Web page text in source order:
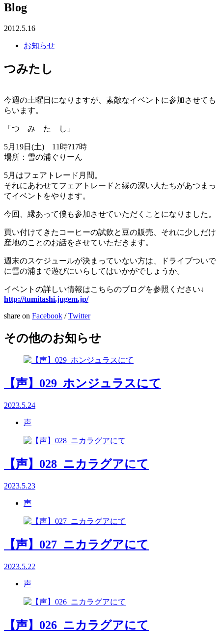
Blog
2012.5.16
お知らせ
つみたし
今週の土曜日になりますが、素敵なイベントに参加させても
らいます。
「つ み た し」
5月19日(土) 11時?17時
場所：雪の浦ぐりーん
5月はフェアトレード月間。
それにあわせてフェアトレードと縁の深い人たちがあつまっ
てイベントをやります。
今回、縁あって僕も参加させていただくことになりました。
買い付けてきたコーヒーの試飲と豆の販売、それに少しだけ
産地のことのお話をさせていただきます。
週末のスケジュールが決まっていない方は、ドライブついで
に雪の浦まで遊びにいらしてはいかがでしょうか。
イベントの詳しい情報はこちらのブログを参照ください↓
http://tumitashi.jugem.jp/
share on Facebook /Twitter
その他のお知らせ
【声】029_ホンジュラスにて
2023.5.24
声
【声】028_ニカラグアにて
2023.5.23
声
【声】027_ニカラグアにて
2023.5.22
声
【声】026_ニカラグアにて